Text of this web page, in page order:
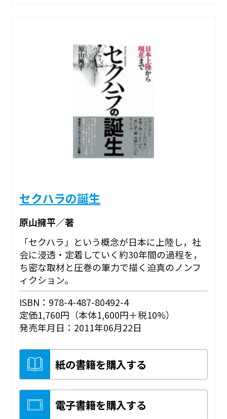
セクハラの誕生
原山擁平／著
「セクハラ」という概念が日本に上陸し，社
会に浸透・定着していく約30年間の過程を，
ち密な取材と圧巻の筆力で描く迫真のノンフ
ィクション。
ISBN：978-4-487-80492-4
定価1,760円（本体1,600円＋税10%）
発売年月日：2011年06月22日
紙の書籍を購入する
電子書籍を購入する